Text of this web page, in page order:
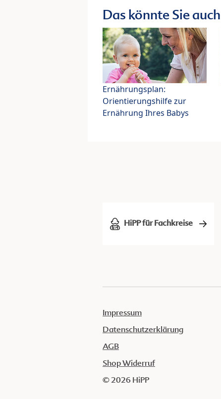
Das könnte Sie
Ernährungsplan:
Orientierungshilfe zur
Ernährung Ihres Babys
HiPP für Fachkreise
Impressum
Datenschutzerklärung
AGB
Shop Widerruf
© 2026 HiPP